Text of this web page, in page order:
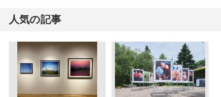
人気の記事